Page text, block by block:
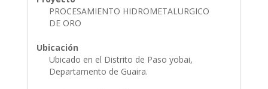
PROCESAMIENTO HIDROMETALURGICO
DE ORO
Ubicación
Ubicado en el Distrito de Paso yobai,
Departamento de Guaira.